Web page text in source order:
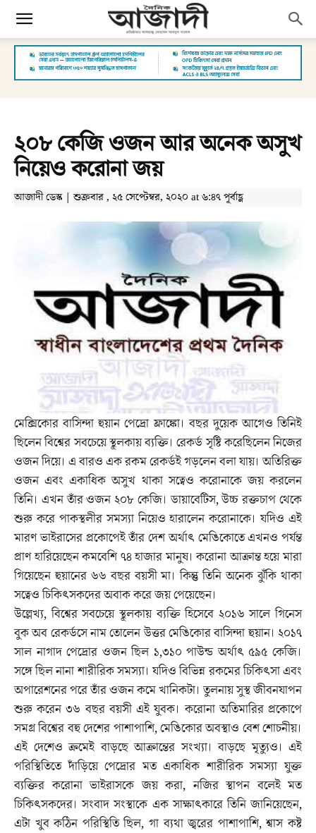
২০৮ কেজি ওজন আর অনেক অসুখ
নিয়েও করোনা জয়
আজাদী ডেস্ক | শুক্রবার , ২৫ সেপ্টেম্বর, ২০২০ at ৬:৪৭ পূর্বাহ্ণ
মেক্সিকোর বাসিন্দা হুয়ান পেদ্রো ফ্রাঙ্কো। বছর দুয়েক আগেও তিনিই
ছিলেন বিশ্বের সবচেয়ে স্থূলকায় ব্যক্তি। রেকর্ড সৃষ্টি করেছিলেন নিজের
ওজন দিয়ে। এ বারও এক রকম রেকর্ডই গড়লেন বলা যায়। অতিরিক্ত
ওজন এবং একাধিক অসুখ থাকা সত্বেও করোনাকে জয় করলেন
তিনি। এখন তাঁর ওজন ২০৮ কেজি। ডায়াবেটিস, উচ্চ রক্তচাপ থেকে
শুরু করে পাকস্থলীর সমস্যা নিয়েও হারালেন করোনাকে। যদিও এই
মারণ ভাইরাসের প্রকোপেই তাঁর দেশ অর্থাৎ মেঙিকোতে এখনও পর্যন্ত
প্রাণ হারিয়েছেন কমবেশি ৭৪ হাজার মানুষ। করোনা আক্রান্ত হয়ে মারা
গিয়েছেন হুয়ানের ৬৬ বছর বয়সী মা। কিন্তু তিনি অনেক ঝুঁকি থাকা
সত্বেও চিকিৎসকদের অবাক করে জয় পেয়েছেন।
উল্লেখ্য, বিশ্বের সবচেয়ে স্থূলকায় ব্যক্তি হিসেবে ২০১৬ সালে গিনেস
বুক অব রেকর্ডসে নাম তোলেন উত্তর মেঙিকোর বাসিন্দা হুয়ান। ২০১৭
সাল নাগাদ পেদ্রোর ওজন ছিল ১,৩১০ পাউন্ড অর্থাৎ ৫৯৫ কেজি।
সঙ্গে ছিল নানা শারীরিক সমস্যা। যদিও বিভিন্ন রকমের চিকিৎসা এবং
অপারেশনের পরে তাঁর ওজন কমে খানিকটা। তুলনায় সুস্থ জীবনযাপন
শুরু করেন ৩৬ বছর বয়সী এই যুবক। করোনা অতিমারির প্রকোপে
সমগ্র বিশ্বের বহু দেশের পাশাপাশি, মেঙিকোর অবস্থাও বেশ শোচনীয়।
এই দেশেও ক্রমেই বাড়ছে আক্রান্তের সংখ্যা। বাড়ছে মৃত্যুও। এই
পরিস্থিতিতে দাঁড়িয়ে পেদ্রোর মত একাধিক শারীরিক সমস্যা যুক্ত
ব্যক্তির করোনা ভাইরাসকে জয় করা, নজির স্থাপন বলেই মত
চিকিৎসকদের। সংবাদ সংস্থাকে এক সাক্ষাৎকারে তিনি জানিয়েছেন,
এটা খুব কঠিন পরিস্থিতি ছিল, গা ব্যথা জ্বরের পাশাপাশি, শ্বাস কষ্ট